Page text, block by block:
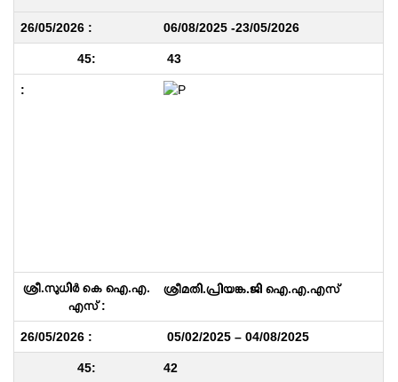
06/08/2025 -23/05/2026
43
ശ്രീമതി.പ്രിയങ്ക.ജി ഐ.എ.എസ്
05/02/2025 – 04/08/2025
42